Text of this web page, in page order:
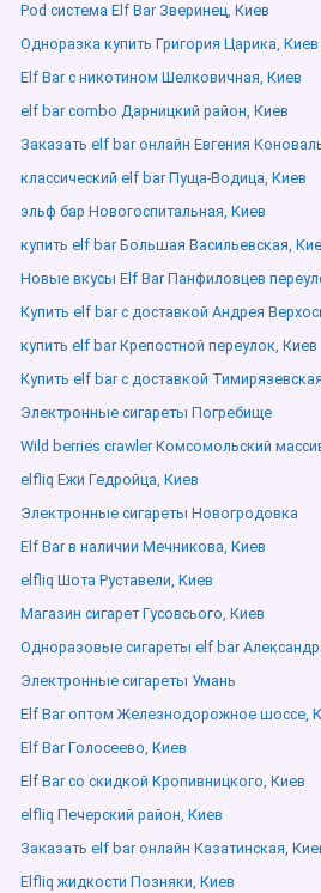
Pod система Elf Bar Зверинец, Киев
Одноразка купить Григория Царика, Киев
Elf Bar с никотином Шелковичная, Киев
elf bar combo Дарницкий район, Киев
Заказать elf bar онлайн Евгения
классический elf bar Пуща-Водица, Киев
эльф бар Новогоспитальная, Киев
купить elf bar Большая Васильевская,
Новые вкусы Elf Bar Панфиловцев
Купить elf bar с доставкой Андрея
купить elf bar Крепостной переулок, Киев
Купить elf bar с доставкой
Электронные сигареты Погребище
Wild berries crawler Комсомольский
elfliq Ежи Гедройца, Киев
Электронные сигареты Новогродовка
Elf Bar в наличии Мечникова, Киев
elfliq Шота Руставели, Киев
Магазин сигарет Гусовсього, Киев
Одноразовые сигареты elf bar
Электронные сигареты Умань
Elf Bar оптом Железнодорожное шоссе,
Elf Bar Голосеево, Киев
Elf Bar со скидкой Кропивницкого, Киев
elfliq Печерский район, Киев
Заказать elf bar онлайн Казатинская,
Elfliq жидкости Позняки, Киев